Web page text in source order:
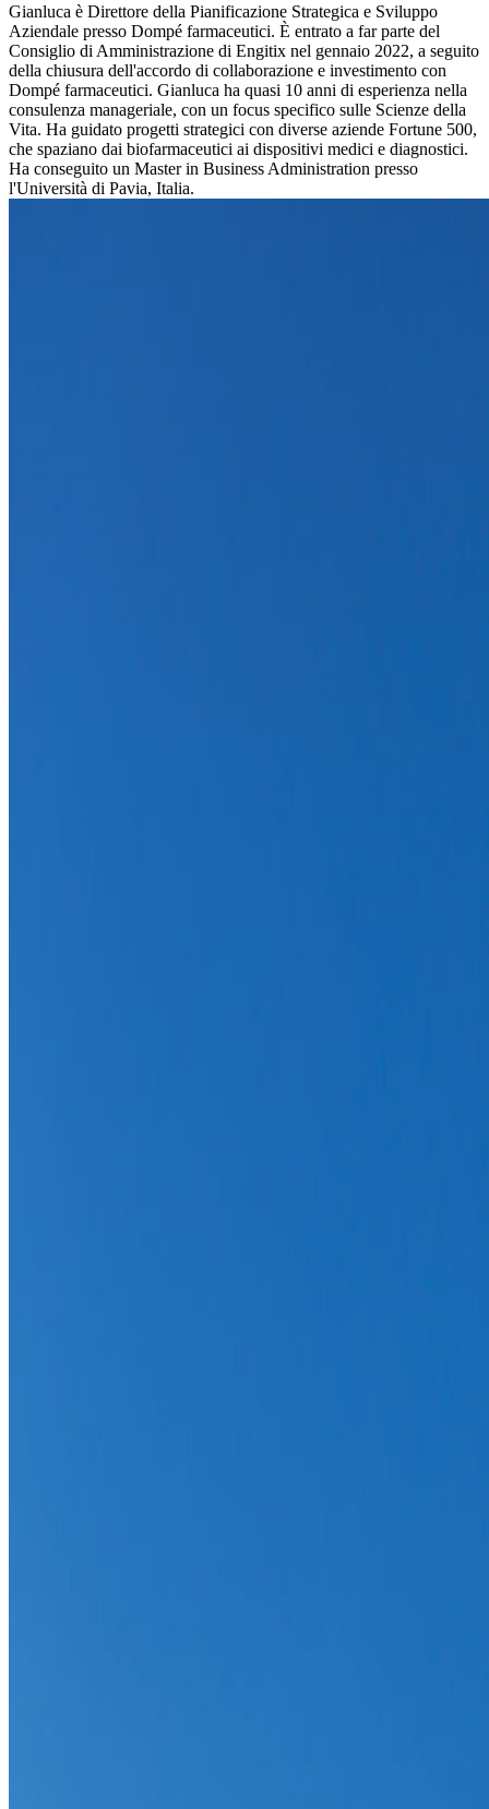
Gianluca è Direttore della Pianificazione Strategica e Sviluppo
Aziendale presso Dompé farmaceutici. È entrato a far parte del
Consiglio di Amministrazione di Engitix nel gennaio 2022, a seguito
della chiusura dell'accordo di collaborazione e investimento con
Dompé farmaceutici. Gianluca ha quasi 10 anni di esperienza nella
consulenza manageriale, con un focus specifico sulle Scienze della
Vita. Ha guidato progetti strategici con diverse aziende Fortune 500,
che spaziano dai biofarmaceutici ai dispositivi medici e diagnostici.
Ha conseguito un Master in Business Administration presso
l'Università di Pavia, Italia.